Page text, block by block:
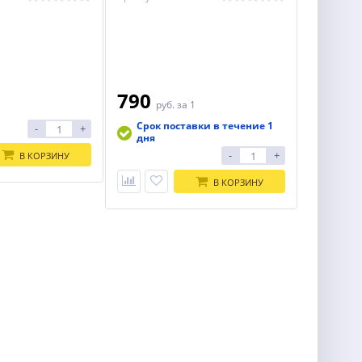
- +
В КОРЗИНУ
790 руб. за 1
Срок поставки в течение 1
дня
- +
В КОРЗИНУ